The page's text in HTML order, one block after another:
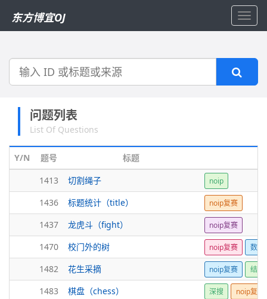
东方博宜OJ
搜
问题列表
List Of Questions
Y/N 题号
标题
1413
切割绳子 noip
1436 标题统计（title） noip复赛
1437 龙虎斗（fight） noip复赛
1470 校门外的树 noip复赛 数组
1482 花生采摘 noip复赛 结构
1483 棋盘（chess） 深搜 noip复赛